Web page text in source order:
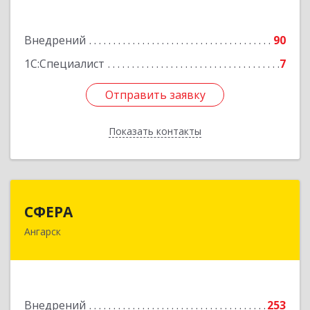
Внедрений
90
1С:Специалист
7
Отправить заявку
Показать контакты
Отправить заявку
Назад
СФЕРА
Ангарск
Внедрений 253
665816, Иркутская обл, Ангарск г, 177-й кв-л,